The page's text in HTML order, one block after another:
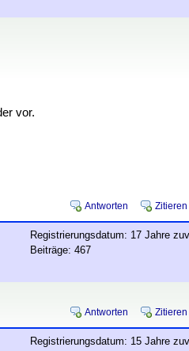
vor.
Antworten Zitieren
Registrierungsdatum: 17 Jahre
Beiträge: 467
Antworten Zitieren
Registrierungsdatum: 15 Jahre